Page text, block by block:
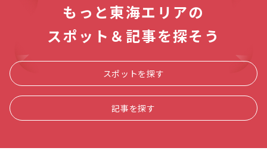
もっと東海エリアの
スポット＆記事を探そう
スポットを探す
記事を探す